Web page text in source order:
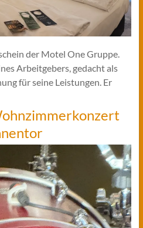
der Motel One Gruppe.
Arbeitgebers, gedacht als
für seine Leistungen. Er